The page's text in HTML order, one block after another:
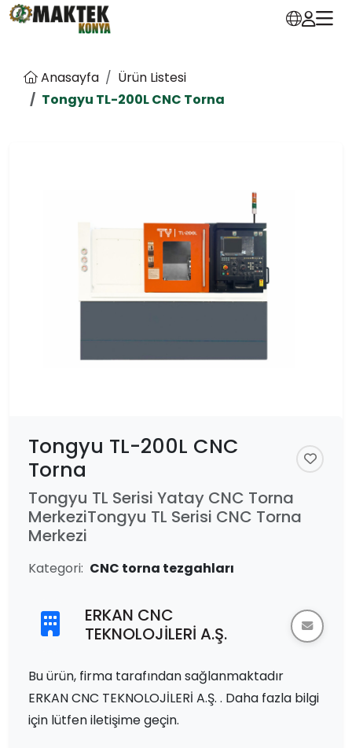
Anasayfa
Ürün Listesi
Tongyu TL-200L CNC Torna
Tongyu TL-200L CNC
Torna
Tongyu TL Serisi Yatay CNC Torna
MerkeziTongyu TL Serisi CNC Torna
Merkezi
Kategori: CNC torna tezgahları
ERKAN CNC
TEKNOLOJİLERİ A.Ş.
Bu ürün, firma tarafından sağlanmaktadır
ERKAN CNC TEKNOLOJİLERİ A.Ş. . Daha fazla bilgi
için lütfen iletişime geçin.